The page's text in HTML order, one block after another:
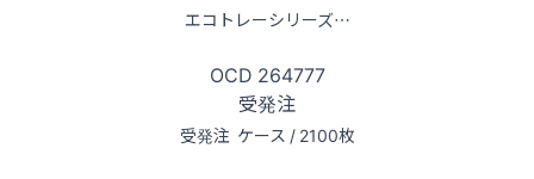
エコトレーシリーズ…
OCD 264777
受発注
受発注 ケース / 2100枚